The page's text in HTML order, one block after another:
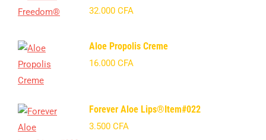
32.000 CFA
Aloe Propolis Creme
16.000 CFA
Forever Aloe Lips®Item#022
3.500 CFA